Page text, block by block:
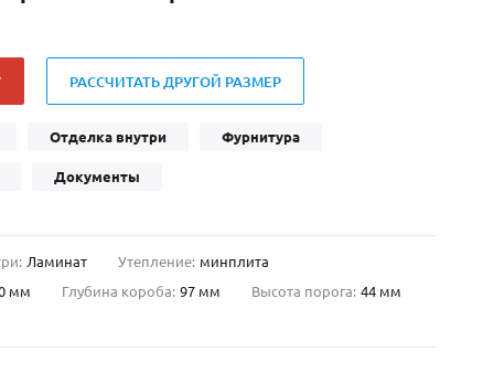
С фрамугой(265)
4-го класса защиты (499)
Полуторапольные
РАССЧИТАТЬ ДРУГОЙ РАЗМЕР
Отделка внутри Фурнитура
Документы
Ламинат Утепление: минплита
мм Глубина короба: 97 мм Высота порога: 44 мм